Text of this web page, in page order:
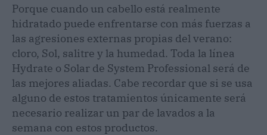
Porque cuando un cabello está realmente
hidratado puede enfrentarse con más fuerzas a
las agresiones externas propias del verano:
cloro, Sol, salitre y la humedad. Toda la línea
Hydrate o Solar de System Professional será de
las mejores aliadas. Cabe recordar que si se usa
alguno de estos tratamientos únicamente será
necesario realizar un par de lavados a la
semana con estos productos.